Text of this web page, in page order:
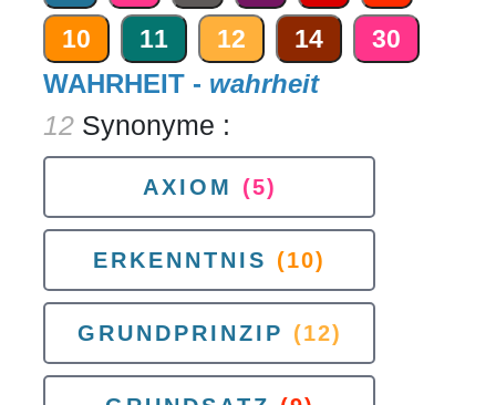
10
11 12 14 30
WAHRHEIT - wahrheit
12 Synonyme :
AXIOM (5)
ERKENNTNIS (10)
GRUNDPRINZIP (12)